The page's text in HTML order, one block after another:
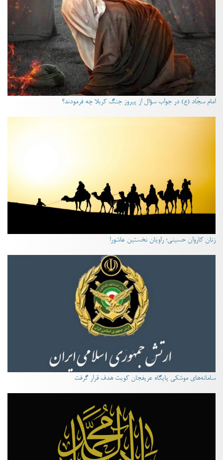
امام سجّاد (ع) در جواب سؤال از پیروز جنگ کربلا چه فرمودند؟
زنان کاروان حسینی؛ راویان نخستین عاشورا
سامانه‌های موشکی پایگاه عریفجان کویت هدف قرار گرفت